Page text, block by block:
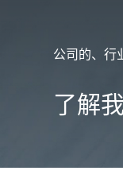
公司的、行
了解